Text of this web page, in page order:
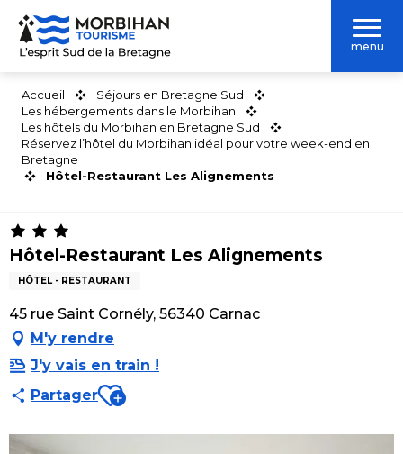
Aller
contenu
menu
Accueil
Séjours en Bretagne Sud
Les hébergements dans le Morbihan
Les hôtels du Morbihan en Bretagne Sud
Réservez l’hôtel du Morbihan idéal pour votre week-end en
Bretagne
Hôtel-Restaurant Les Alignements
Hôtel-Restaurant Les Alignements
HÔTEL - RESTAURANT
45 rue Saint Cornély, 56340 Carnac
M'y rendre
J'y vais en train !
PartagerAjouter aux favoris